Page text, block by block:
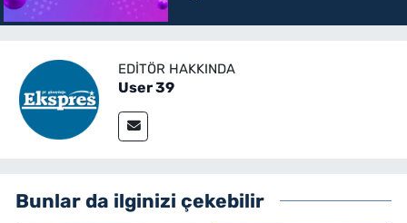
EDITÖR HAKKINDA
User 39
Bunlar da ilginizi çekebilir